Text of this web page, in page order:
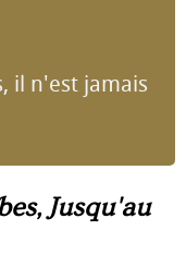
il n'est jamais
Jusqu'au